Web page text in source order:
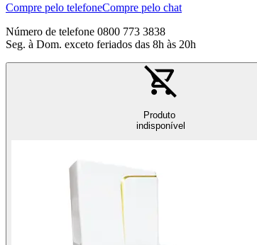
Compre pelo telefoneCompre pelo chat
Número de telefone 0800 773 3838
Seg. à Dom. exceto feriados das 8h às 20h
Produto
indisponível